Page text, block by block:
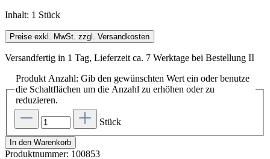
Inhalt: 1 Stück
Preise exkl. MwSt. zzgl. Versandkosten
Versandfertig in 1 Tag, Lieferzeit ca. 7 Werktage bei Bestellung II
Produkt Anzahl: Gib den gewünschten Wert ein oder benutze
die Schaltflächen um die Anzahl zu erhöhen oder zu
reduzieren.
Stück
In den Warenkorb
Produktnummer: 100853